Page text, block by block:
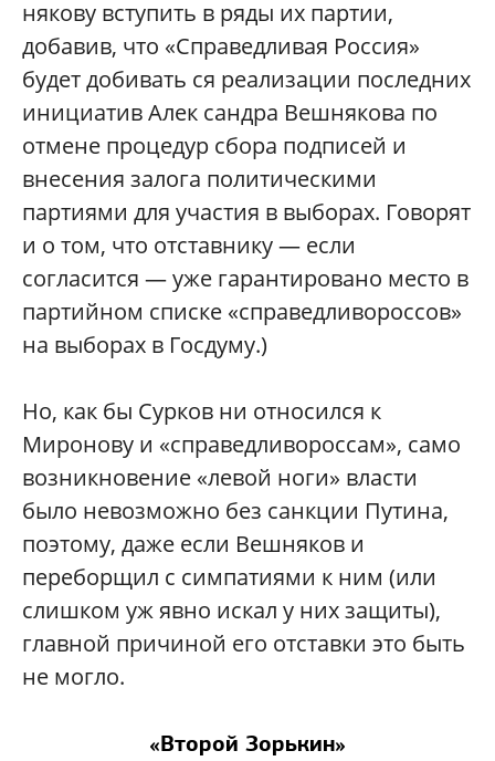
някову вступить в ряды их партии,
добавив, что «Справедливая Россия»
будет добивать ся реализации последних
инициатив Алек сандра Вешнякова по
отмене процедур сбора подписей и
внесения залога политическими
партиями для участия в выборах. Говорят
и о том, что отставнику — если
согласится — уже гарантировано место в
партийном списке «справедливороссов»
на выборах в Госдуму.)
Но, как бы Сурков ни относился к
Миронову и «справедливороссам», само
возникновение «левой ноги» власти
было невозможно без санкции Путина,
поэтому, даже если Вешняков и
переборщил с симпатиями к ним (или
слишком уж явно искал у них защиты),
главной причиной его отставки это быть
не могло.
«Второй Зорькин»